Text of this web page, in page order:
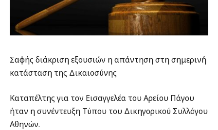
Σαφής διάκριση εξουσιών η απάντηση στη σημερινή
κατάσταση της Δικαιοσύνης
Καταπέλτης για τον Εισαγγελέα του Αρείου Πάγου
ήταν η συνέντευξη Τύπου του Δικηγορικού Συλλόγου
Αθηνών.